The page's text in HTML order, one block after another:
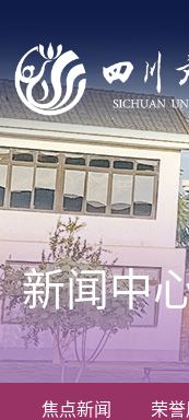
焦点新闻 荣
新闻中